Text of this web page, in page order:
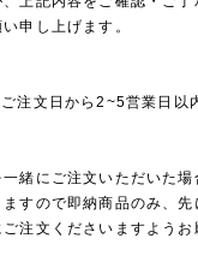
申し上げます。
注文日から2~5営業日以
緒にご注文いただいた場
すので即納商品のみ、先
注文くださいますようお